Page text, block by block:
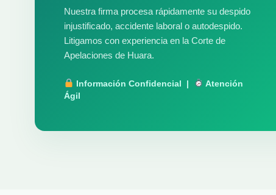
Nuestra firma procesa rápidamente su despido
injustificado, accidente laboral o autodespido.
Litigamos con experiencia en la Corte de
Apelaciones de Huara.
Información Confidencial |
Atención
Ágil